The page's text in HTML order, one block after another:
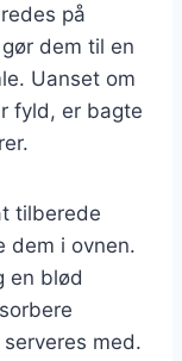
på
dem til en
Uanset om
fyld, er bagte
tilberede
dem i ovnen.
en blød
med.